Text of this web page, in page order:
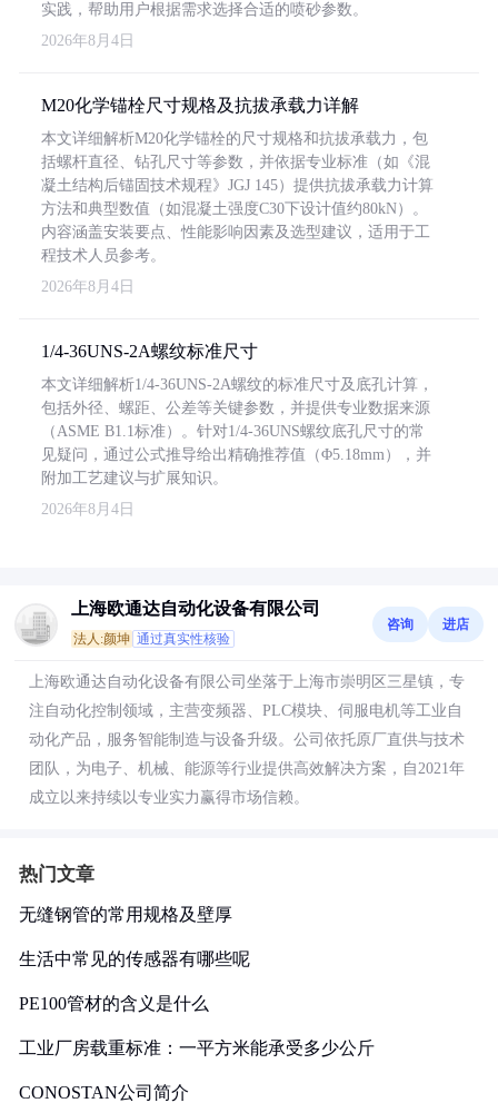
实践，帮助用户根据需求选择合适的喷砂参数。
2026年8月4日
M20化学锚栓尺寸规格及抗拔承载力详解
本文详细解析M20化学锚栓的尺寸规格和抗拔承载力，包
括螺杆直径、钻孔尺寸等参数，并依据专业标准（如《混
凝土结构后锚固技术规程》JGJ 145）提供抗拔承载力计算
方法和典型数值（如混凝土强度C30下设计值约80kN）。
内容涵盖安装要点、性能影响因素及选型建议，适用于工
程技术人员参考。
2026年8月4日
1/4-36UNS-2A螺纹标准尺寸
本文详细解析1/4-36UNS-2A螺纹的标准尺寸及底孔计算，
包括外径、螺距、公差等关键参数，并提供专业数据来源
（ASME B1.1标准）。针对1/4-36UNS螺纹底孔尺寸的常
见疑问，通过公式推导给出精确推荐值（Φ5.18mm），并
附加工艺建议与扩展知识。
2026年8月4日
上海欧通达自动化设备有限公司
法人:颜坤 通过真实性核验
咨询 进店
上海欧通达自动化设备有限公司坐落于上海市崇明区三星镇，专
注自动化控制领域，主营变频器、PLC模块、伺服电机等工业自
动化产品，服务智能制造与设备升级。公司依托原厂直供与技术
团队，为电子、机械、能源等行业提供高效解决方案，自2021年
成立以来持续以专业实力赢得市场信赖。
热门文章
无缝钢管的常用规格及壁厚
生活中常见的传感器有哪些呢
PE100管材的含义是什么
工业厂房载重标准：一平方米能承受多少公斤
CONOSTAN公司简介